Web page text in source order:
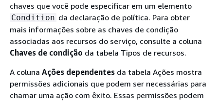
chaves que você pode especificar em um elemento
Condition da declaração de política. Para obter
mais informações sobre as chaves de condição
associadas aos recursos do serviço, consulte a coluna
Chaves de condição da tabela Tipos de recursos.
A coluna Ações dependentes da tabela Ações mostra
permissões adicionais que podem ser necessárias para
chamar uma ação com êxito. Essas permissões podem